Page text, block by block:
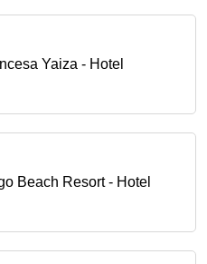
Yaiza - Hotel
Beach Resort - Hotel